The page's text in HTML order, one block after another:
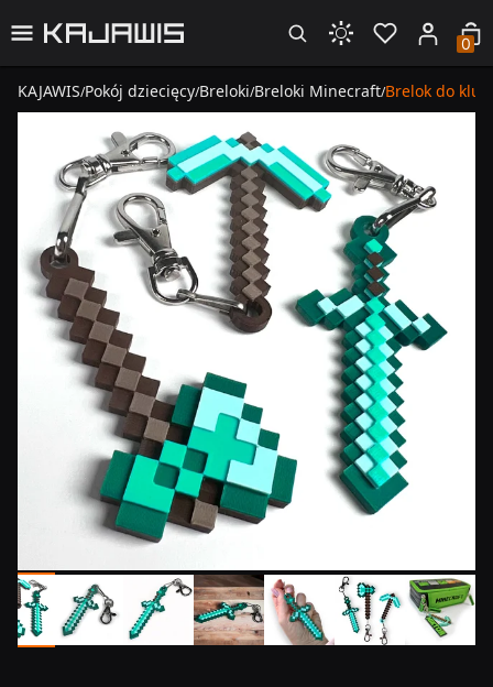
0
KAJAWIS/Pokój dziecięcy/Breloki/Breloki Minecraft/Brelok do